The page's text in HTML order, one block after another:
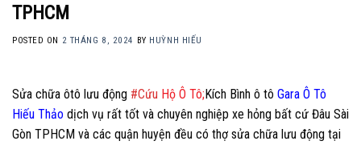
TPHCM
POSTED ON 2 THÁNG 8, 2024 BY HUỲNH HIẾU
Sửa chữa ôtô lưu động #Cứu Hộ Ô Tô;Kích Bình ô tô Gara Ô Tô
Hiếu Thảo dịch vụ rất tốt và chuyên nghiệp xe hỏng bất cứ Đâu Sài
Gòn TPHCM và các quận huyện đều có thợ sửa chữa lưu động tại